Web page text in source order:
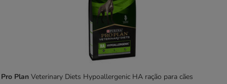
Pro Plan Veterinary Diets Hypoallergenic HA ração para cães